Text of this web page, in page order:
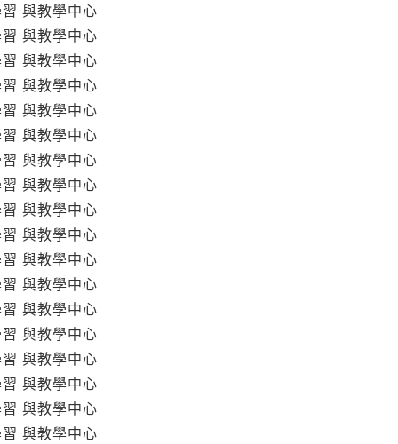
與教學中心
與教學中心
與教學中心
與教學中心
與教學中心
與教學中心
與教學中心
與教學中心
與教學中心
與教學中心
與教學中心
與教學中心
與教學中心
與教學中心
與教學中心
與教學中心
與教學中心
與教學中心